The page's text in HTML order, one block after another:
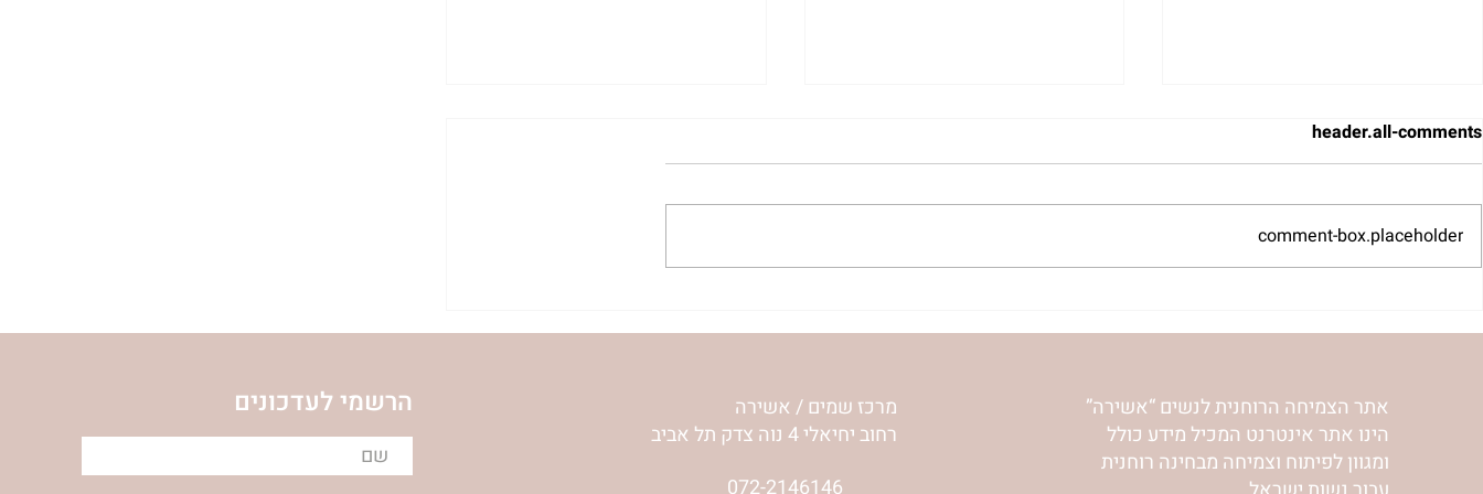
וינשטיין
אפרת בזק
לפרשת שלח | רחל וינשטיין
header.all-comments
comment-box.placeholder
הרשמי לעדכונים
מרכז שמים / אשירה
רחוב יחיאלי 4 נוה צדק תל אביב
אתר הצמיחה הרוחנית לנשים “אשירה”
הינו אתר אינטרנט המכיל מידע כולל
ומגוון לפיתוח וצמיחה מבחינה רוחנית